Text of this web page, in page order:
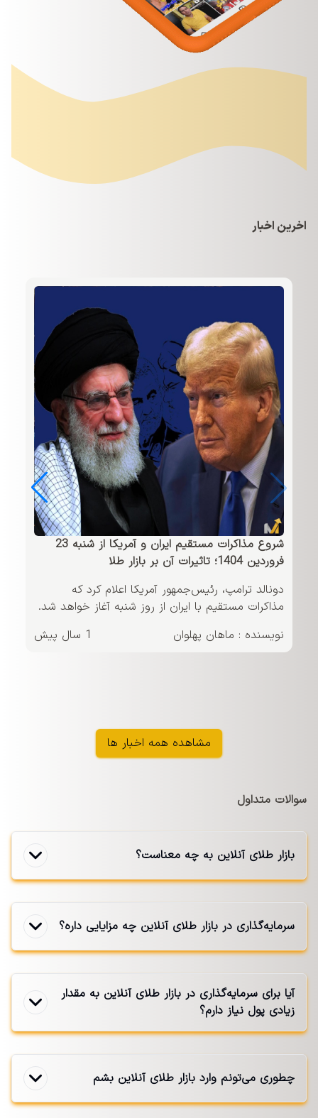
اخرین اخبار
شروع مذاکرات مستقیم ایران و آمریکا از شنبه 23
فروردین 1404؛ تاثیرات آن بر بازار طلا
دونالد ترامپ، رئیس‌جمهور آمریکا اعلام کرد که
مذاکرات مستقیم با ایران از روز شنبه آغاز خواهد شد.
نویسنده : ماهان پهلوان
1 سال پیش
مشاهده همه اخبار ها
سوالات متداول
بازار طلای آنلاین به چه معناست؟
سرمایه‌گذاری در بازار طلای آنلاین چه مزایایی داره؟
آیا برای سرمایه‌گذاری در بازار طلای آنلاین به مقدار
زیادی پول نیاز دارم؟
چطوری می‌تونم وارد بازار طلای آنلاین بشم